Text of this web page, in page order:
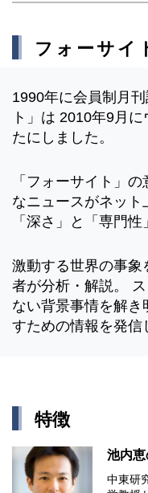
フォーサイ
1990年に会員制月
ト」は 2010年9月
たにしました。
「フォーサイト」
なニュースがネット
「深さ」と「専門性
激動する世界の事象
者が分析・解説。
ない背景事情を解き
すための情報を発信
特徴
池内
中東研